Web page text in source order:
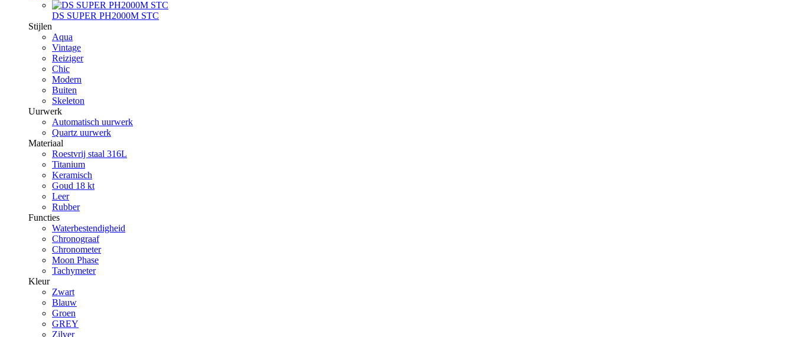
DS SUPER PH2000M STC
Stijlen
Aqua
Vintage
Reiziger
Chic
Modern
Buiten
Skeleton
Uurwerk
Automatisch uurwerk
Quartz uurwerk
Materiaal
Roestvrij staal 316L
Titanium
Keramisch
Goud 18 kt
Leer
Rubber
Functies
Waterbestendigheid
Chronograaf
Chronometer
Moon Phase
Tachymeter
Kleur
Zwart
Blauw
Groen
GREY
Zilver